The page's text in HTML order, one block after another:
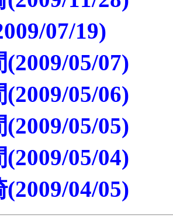
07/19)
(2009/05/07)
(2009/05/06)
(2009/05/05)
(2009/05/04)
04/05)